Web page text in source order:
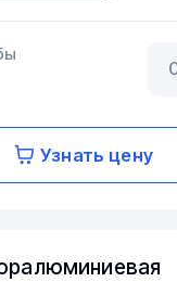
Узнать цену